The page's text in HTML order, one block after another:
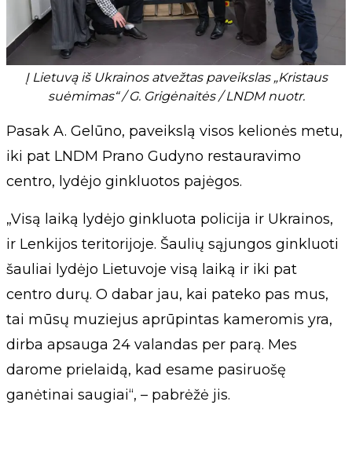
Į Lietuvą iš Ukrainos atvežtas paveikslas „Kristaus
suėmimas“ / G. Grigėnaitės / LNDM nuotr.
Pasak A. Gelūno, paveikslą visos kelionės metu,
iki pat LNDM Prano Gudyno restauravimo
centro, lydėjo ginkluotos pajėgos.
„Visą laiką lydėjo ginkluota policija ir Ukrainos,
ir Lenkijos teritorijoje. Šaulių sąjungos ginkluoti
šauliai lydėjo Lietuvoje visą laiką ir iki pat
centro durų. O dabar jau, kai pateko pas mus,
tai mūsų muziejus aprūpintas kameromis yra,
dirba apsauga 24 valandas per parą. Mes
darome prielaidą, kad esame pasiruošę
ganėtinai saugiai“, – pabrėžė jis.